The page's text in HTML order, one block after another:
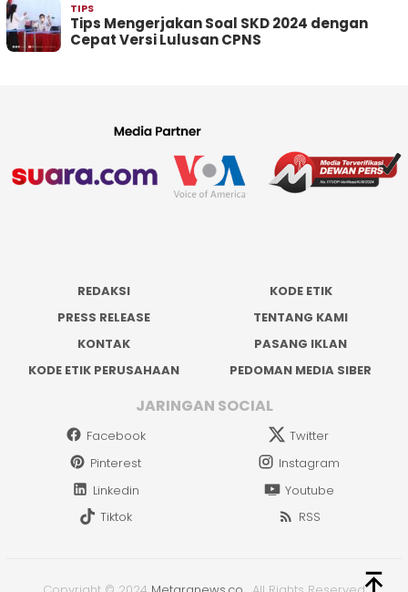
TIPS
Tips Mengerjakan Soal SKD 2024 dengan
Cepat Versi Lulusan CPNS
REDAKSI
KODE ETIK
PRESS RELEASE
TENTANG KAMI
KONTAK
PASANG IKLAN
KODE ETIK PERUSAHAAN
PEDOMAN MEDIA SIBER
JARINGAN SOCIAL
Facebook
Twitter
Pinterest
Instagram
Linkedin
Youtube
Tiktok
RSS